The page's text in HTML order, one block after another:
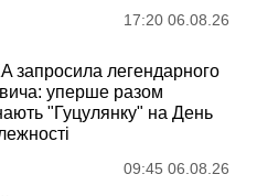
17:20 06.08.26
запросила легендарного
уперше разом
"Гуцулянку" на День
09:45 06.08.26